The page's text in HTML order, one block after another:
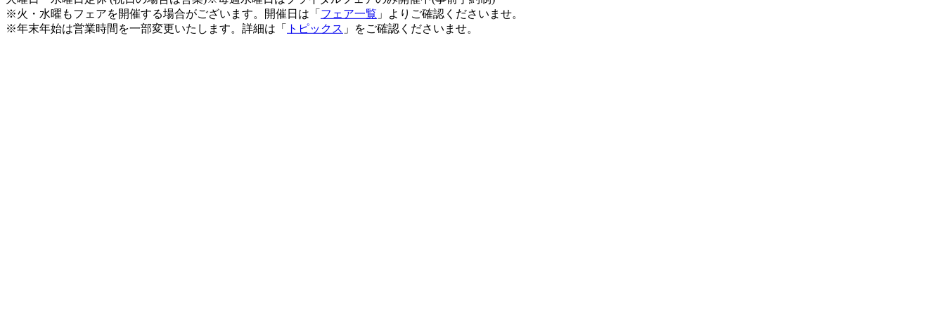
※火・水曜もフェアを開催する場合がございます。開催日は「 フェア一覧 」よりご確認くださいませ。
※年末年始は営業時間を一部変更いたします。詳細は「
トピックス 」をご確認くださいませ。